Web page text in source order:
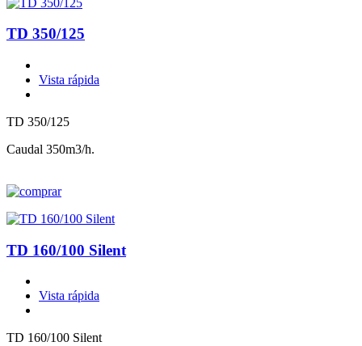
TD 350/125
Vista rápida
TD 350/125
Caudal 350m3/h.
TD 160/100 Silent
Vista rápida
TD 160/100 Silent